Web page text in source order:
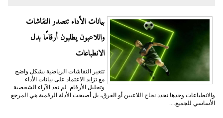
بيانات الأداء تتصدر النقاشات
واللاعبون يطلبون أرقامًا بدل
الانطباعات
تتغير النقاشات الرياضية بشكل واضح
مع تزايد الاعتماد على بيانات الأداء
وتحليل الأرقام. لم تعد الآراء الشخصية
والانطباعات وحدها تحدد نجاح اللاعبين أو الفرق، بل أصبحت الأدلة الرقمية هي المرجع
الأساسي للجميع....